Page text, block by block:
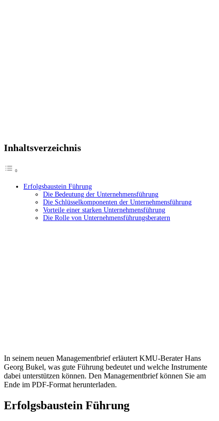
Inhaltsverzeichnis
Erfolgsbaustein Führung
Die Bedeutung der Unternehmensführung
Die Schlüsselkomponenten der Unternehmensführung
Vorteile einer starken Unternehmensführung
Die Rolle von Unternehmensführungsberatern
In seinem neuen Managementbrief erläutert KMU-Berater Hans
Georg Bukel, was gute Führung bedeutet und welche Instrumente
dabei unterstützen können. Den Managementbrief können Sie am
Ende im PDF-Format herunterladen.
Erfolgsbaustein Führung